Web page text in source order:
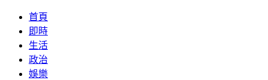
首頁
即時
生活
政治
娛樂